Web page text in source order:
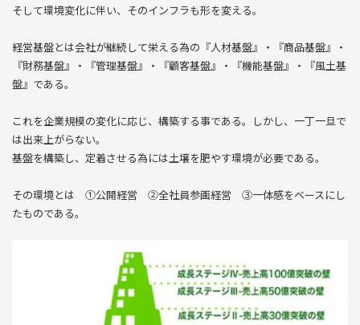
そして環境変化に伴い、そのインフラも形を変える。
経営基盤とは会社が継続して栄える為の『人材基盤』・『商品基盤』・
『財務基盤』・『管理基盤』・『顧客基盤』・『機能基盤』・『風土基
盤』である。
これを企業規模の変化に応じ、構築する事である。しかし、一丁一旦で
は出来上がらない。
基盤を構築し、定着させる為には土壌を肥やす環境が必要である。
その環境とは ①公開経営 ②全社員参画経営 ③一体感をベースにし
たものである。